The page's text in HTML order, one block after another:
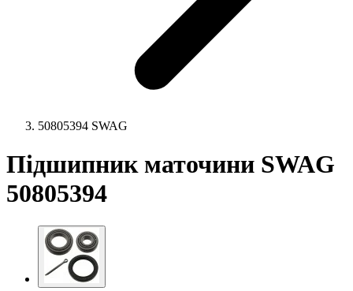
50805394 SWAG
Підшипник маточини SWAG
50805394